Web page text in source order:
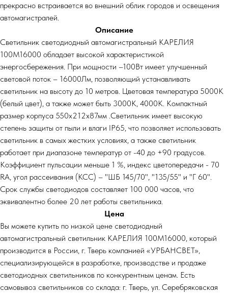
прекрасно встраивается во внешний облик городов и освещения
автомагистралей.
Описание
Светильник светодиодный автомагистральный КАРЕЛИЯ
100М16000 обладает высокой характеристикой
энергосбережения. При мощности –100Вт имеет улучшенный
световой поток – 16000Лм, позволяющий устанавливать
светильник на высоту до 10 метров. Цветовая температура 5000К
(белый цвет), а также может быть 3000К, 4000К. Компактный
размер корпуса 550х212х87мм .Светильник имеет высокую
степень защиты от пыли и влаги IP65, что позволяет использовать
светильник в самых жестких условиях, а также светильник
работает при диапазоне температур от -40 до +90 градусов.
Коэффициент пульсации меньше 1 %, индекс цветопередачи - 70
RA, угол рассеивания (КСС) – "ШБ 145/70", "135/55" и "Г 60".
Срок службы светодиодов составляет 100 000 часов, что
эквивалентно более 20 лет работы светильника.
Цена
Вы можете купить по низкой цене светодиодный
автомагистральный светильник КАРЕЛИЯ 100М16000, который
производится в России, г. Тверь компанией «УРБАНСВЕТ»,
специализирующейся в разработке, производстве и продаже
светодиодных светильников по конкурентным ценам. Есть
самовывоз светильников со склада: г. Тверь, ул. Серебряковская